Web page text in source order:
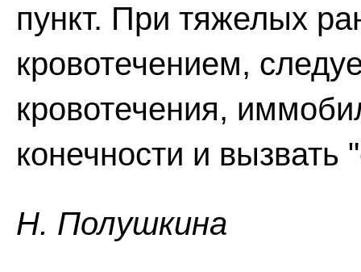
пункт. При тяжелых
кровотечением,
кровотечения,
конечности и
Н. Полушкина